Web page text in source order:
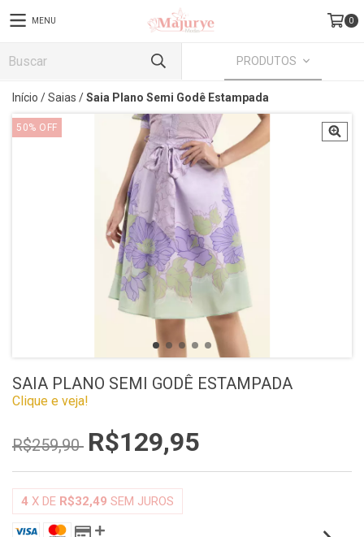
MENU 0
PRODUTOS
Início /Saias /Saia Plano Semi Godê Estampada
50% OFF
SAIA PLANO SEMI GODÊ ESTAMPADA
Clique e veja!
R$259,90 R$129,95
4 X DE R$32,49 SEM JUROS